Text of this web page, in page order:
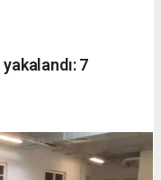
7